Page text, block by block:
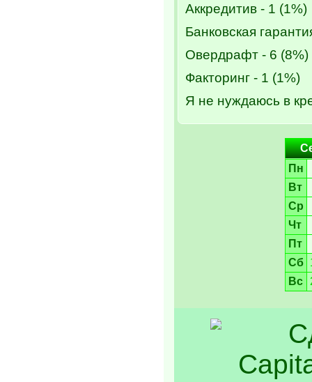
Аккредитив - 1 (1%)
Банковская
Овердрафт - 6 (8%)
Факторинг - 1 (1%)
Я не нуждаюсь в
Пн
Вт
Ср
Чт
Пт
Сб
Вс